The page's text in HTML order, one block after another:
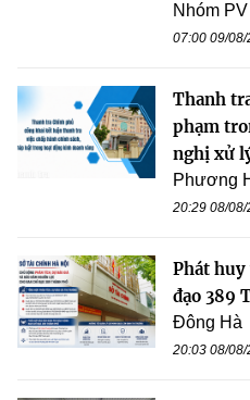
Nhóm PV
07:00 09/
Thanh
phạm
nghị xử
Phương
20:29 08/
Phát
đạo 389
Đông Hà
20:03 08/